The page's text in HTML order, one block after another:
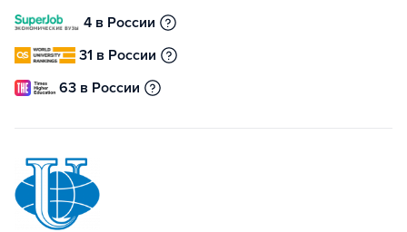
4 в России
31 в России
63 в России